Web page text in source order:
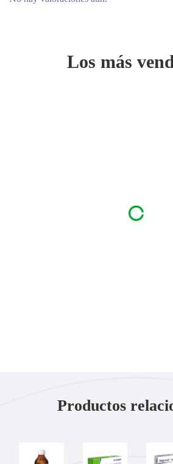
Los más
Productos